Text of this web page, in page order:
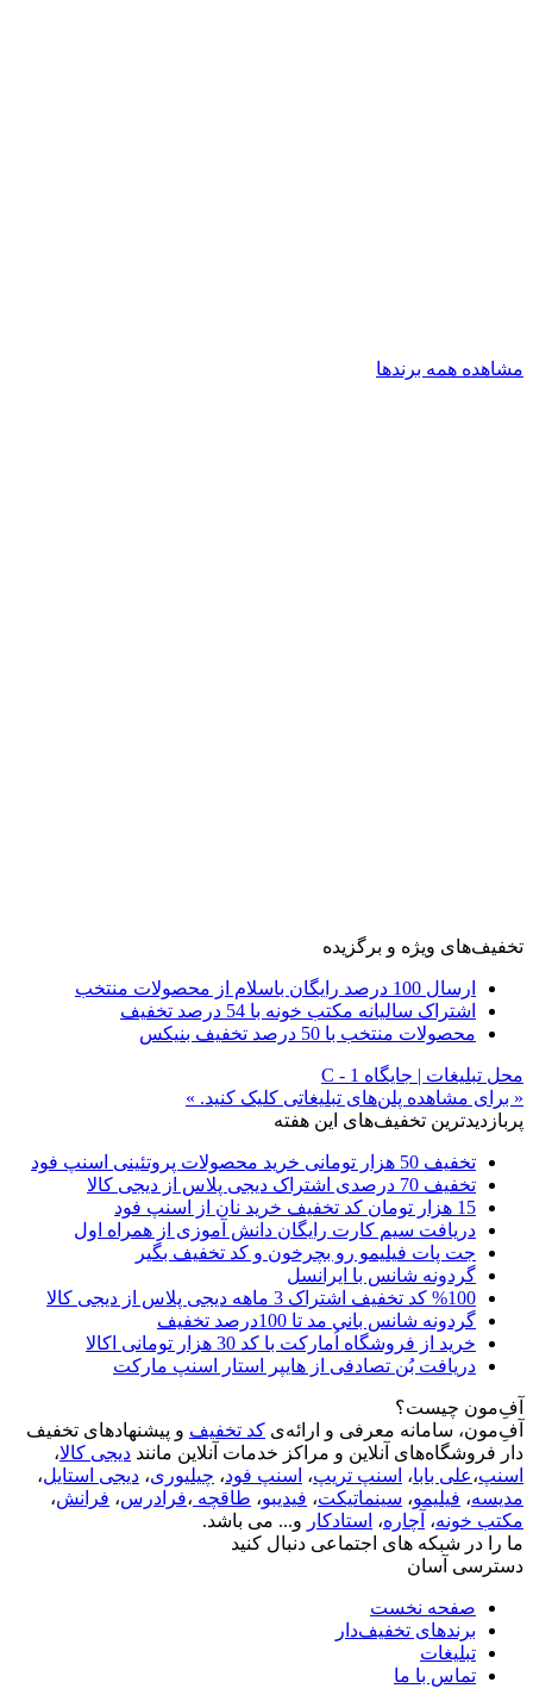
مشاهده همه برندها
تخفیف‌های ویژه و برگزیده
ارسال 100 درصد رایگان باسلام از محصولات منتخب
اشتراک سالیانه مکتب خونه با 54 درصد تخفیف
محصولات منتخب با 50 درصد تخفیف بنیکس
محل تبلیغات | جایگاه C - 1
« برای مشاهده پلن‌های تبلیغاتی کلیک کنید. »
پربازدیدترین تخفیف‌های این هفته
تخفیف 50 هزار تومانی خرید محصولات پروتئینی اسنپ فود
تخفیف 70 درصدی اشتراک دیجی پلاس از دیجی کالا
15 هزار تومان کد تخفیف خرید نان از اسنپ فود
دریافت سیم کارت رایگان دانش آموزی از همراه اول
جت پات فیلیمو رو بچرخون و کد تخفیف بگیر
گردونه شانس با ایرانسل
%100 کد تخفیف اشتراک 3 ماهه دیجی پلاس از دیجی کالا
گردونه شانس بانی مد تا 100درصد تخفیف
خرید از فروشگاه اُمارکت با کد 30 هزار تومانی اکالا
دریافت بُن تصادفی از هایپر استار اسنپ مارکت
آفِ‌مون چیست؟
آفِ‌مون، سامانه معرفی و ارائه‌ی کد تخفیف و پیشنهادهای تخفیف
دار فروشگاه‌های آنلاین و مراکز خدمات آنلاین مانند دیجی کالا،
اسنپ،علی بابا، اسنپ تریپ، اسنپ فود، چیلیوری، دیجی استایل،
مدیسه، فیلیمو، سینماتیکت، فیدیبو، طاقچه ،فرادرس، فرانش،
مکتب خونه، آچاره، استادکار و... می باشد.
ما را در شبکه های اجتماعی دنبال کنید
دسترسی آسان
صفحه نخست
برندهای تخفیف‌دار
تبلیغات
تماس با ما